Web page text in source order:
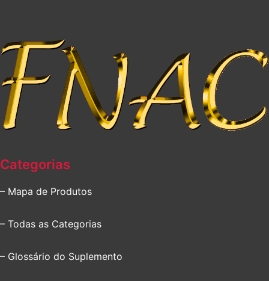
Categorias
– Mapa de Produtos
– Todas as Categorias
– Glossário do Suplemento